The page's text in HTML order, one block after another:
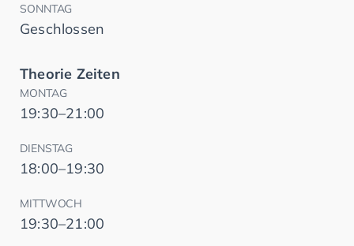
SONNTAG
Geschlossen
Theorie Zeiten
MONTAG
19:30–21:00
DIENSTAG
18:00–19:30
MITTWOCH
19:30–21:00